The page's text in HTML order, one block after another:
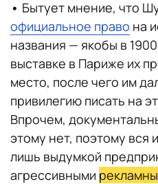
• Бытует мнение, что
официальное право на
названия — якобы в
выставке в Париже их
место, после чего им
привилегию писать на
Впрочем,
этому нет, поэтому вся
лишь выдумкой
агрессивными